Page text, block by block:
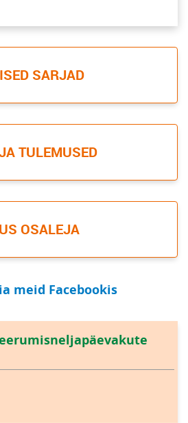
SARJAD
TULEMUSED
OSALEJA
meid Facebookis